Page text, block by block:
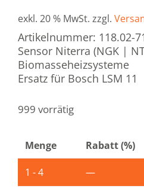
exkl. 20 % MwSt. zzgl.
Artikelnummer: 118.02-
Sensor Niterra (NGK |
Biomasseheizsysteme
Ersatz für Bosch LSM 11​​
999 vorrätig
Menge Rabatt (%)
1 - 4 —